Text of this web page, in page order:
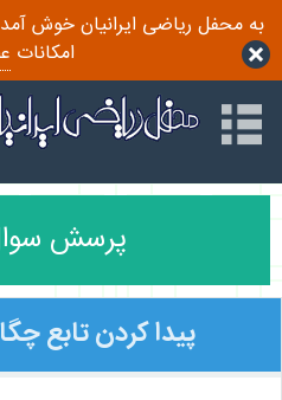
به محفل ریاضی ایرانیان خوش
امکانات
پرسش
پیدا کردن تابع